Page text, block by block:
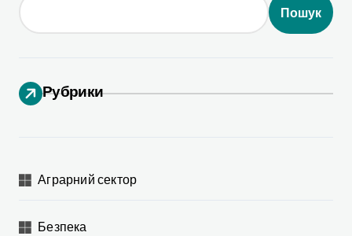
а
і
п
Пошук
Рубрики
Аграрний сектор
Безпека